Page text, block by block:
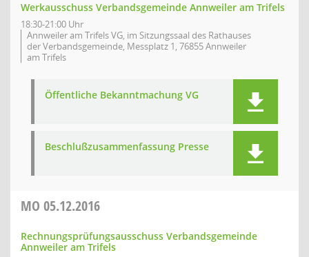
Werkausschuss Verbandsgemeinde Annweiler am Trifels
18:30-21:00 Uhr
Annweiler am Trifels VG, im Sitzungssaal des Rathauses
der Verbandsgemeinde, Messplatz 1, 76855 Annweiler
am Trifels
Öffentliche Bekanntmachung VG
Beschlußzusammenfassung Presse
MO 05.12.2016
Rechnungsprüfungsausschuss Verbandsgemeinde
Annweiler am Trifels